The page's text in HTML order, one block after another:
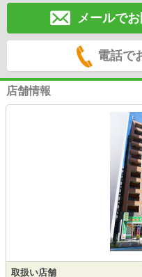
メールで
電話で
店舗情報
取扱い店舗